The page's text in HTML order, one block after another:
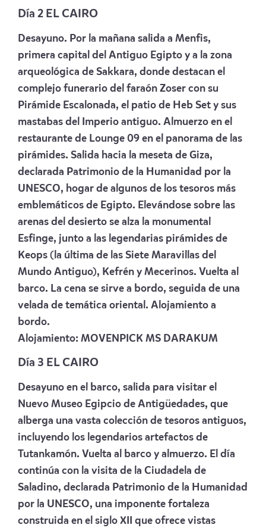
Día 2 EL CAIRO
Desayuno. Por la mañana salida a Menfis,
primera capital del Antiguo Egipto y a la zona
arqueológica de Sakkara, donde destacan el
complejo funerario del faraón Zoser con su
Pirámide Escalonada, el patio de Heb Set y sus
mastabas del Imperio antiguo. Almuerzo en el
restaurante de Lounge 09 en el panorama de las
pirámides. Salida hacia la meseta de Giza,
declarada Patrimonio de la Humanidad por la
UNESCO, hogar de algunos de los tesoros más
emblemáticos de Egipto. Elevándose sobre las
arenas del desierto se alza la monumental
Esfinge, junto a las legendarias pirámides de
Keops (la última de las Siete Maravillas del
Mundo Antiguo), Kefrén y Mecerinos. Vuelta al
barco. La cena se sirve a bordo, seguida de una
velada de temática oriental. Alojamiento a
bordo.
Alojamiento: MOVENPICK MS DARAKUM
Día 3 EL CAIRO
Desayuno en el barco, salida para visitar el
Nuevo Museo Egipcio de Antigüedades, que
alberga una vasta colección de tesoros antiguos,
incluyendo los legendarios artefactos de
Tutankamón. Vuelta al barco y almuerzo. El día
continúa con la visita de la Ciudadela de
Saladino, declarada Patrimonio de la Humanidad
por la UNESCO, una imponente fortaleza
construida en el siglo XII que ofrece vistas